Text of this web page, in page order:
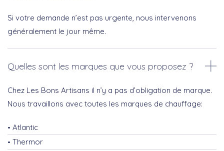
Si votre demande n’est pas urgente, nous intervenons
généralement le jour même.
Quelles sont les marques que vous proposez ?
Chez Les Bons Artisans il n’y a pas d’obligation de marque.
Nous travaillons avec toutes les marques de chauffage:
Atlantic
Thermor